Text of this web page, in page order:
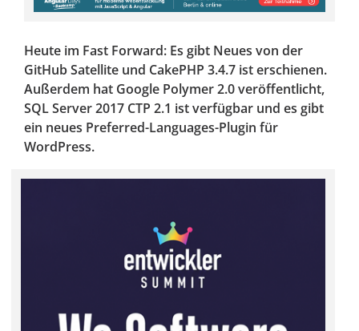
Heute im Fast Forward: Es gibt Neues von der
GitHub Satellite und CakePHP 3.4.7 ist erschienen.
Außerdem hat Google Polymer 2.0 veröffentlicht,
SQL Server 2017 CTP 2.1 ist verfügbar und es gibt
ein neues Preferred-Languages-Plugin für
WordPress.